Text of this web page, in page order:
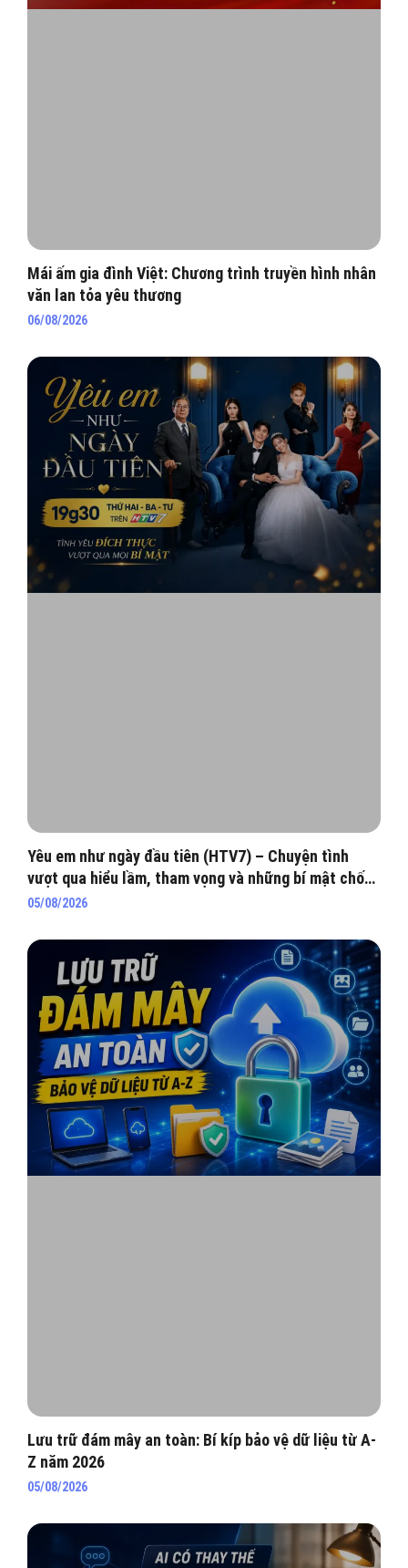
Mái ấm gia đình Việt: Chương trình truyền hình nhân
văn lan tỏa yêu thương
06/08/2026
Yêu em như ngày đầu tiên (HTV7) – Chuyện tình
vượt qua hiểu lầm, tham vọng và những bí mật chốn
hào môn
05/08/2026
Lưu trữ đám mây an toàn: Bí kíp bảo vệ dữ liệu từ A-
Z năm 2026
05/08/2026